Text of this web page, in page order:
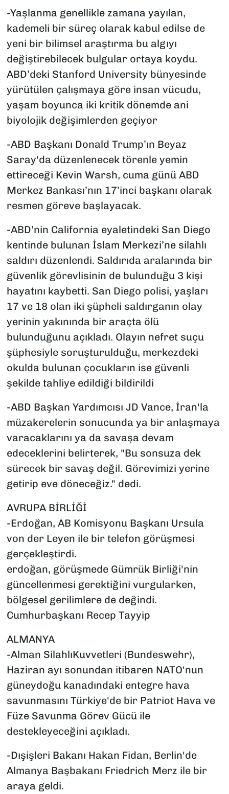
-Yaşlanma genellikle zamana yayılan,
kademeli bir süreç olarak kabul edilse de
yeni bir bilimsel araştırma bu algıyı
değiştirebilecek bulgular ortaya koydu.
ABD’deki Stanford University bünyesinde
yürütülen çalışmaya göre insan vücudu,
yaşam boyunca iki kritik dönemde ani
biyolojik değişimlerden geçiyor
-ABD Başkanı Donald Trump’ın Beyaz
Saray'da düzenlenecek törenle yemin
ettireceği Kevin Warsh, cuma günü ABD
Merkez Bankası’nın 17’inci başkanı olarak
resmen göreve başlayacak.
-ABD’nin California eyaletindeki San Diego
kentinde bulunan İslam Merkezi’ne silahlı
saldırı düzenlendi. Saldırıda aralarında bir
güvenlik görevlisinin de bulunduğu 3 kişi
hayatını kaybetti. San Diego polisi, yaşları
17 ve 18 olan iki şüpheli saldırganın olay
yerinin yakınında bir araçta ölü
bulunduğunu açıkladı. Olayın nefret suçu
şüphesiyle soruşturulduğu, merkezdeki
okulda bulunan çocukların ise güvenli
şekilde tahliye edildiği bildirildi
-ABD Başkan Yardımcısı JD Vance, İran'la
müzakerelerin sonucunda ya bir anlaşmaya
varacaklarını ya da savaşa devam
edeceklerini belirterek, "Bu sonsuza dek
sürecek bir savaş değil. Görevimizi yerine
getirip eve döneceğiz." dedi.
AVRUPA BİRLİĞİ
-Erdoğan, AB Komisyonu Başkanı Ursula
von der Leyen ile bir telefon görüşmesi
gerçekleştirdi.
erdoğan, görüşmede Gümrük Birliği'nin
güncellenmesi gerektiğini vurgularken,
bölgesel gerilimlere de değindi.
Cumhurbaşkanı Recep Tayyip
ALMANYA
-Alman SilahlıKuvvetleri (Bundeswehr),
Haziran ayı sonundan itibaren NATO'nun
güneydoğu kanadındaki entegre hava
savunmasını Türkiye'de bir Patriot Hava ve
Füze Savunma Görev Gücü ile
destekleyeceğini açıkladı.
-Dışişleri Bakanı Hakan Fidan, Berlin'de
Almanya Başbakanı Friedrich Merz ile bir
araya geldi.